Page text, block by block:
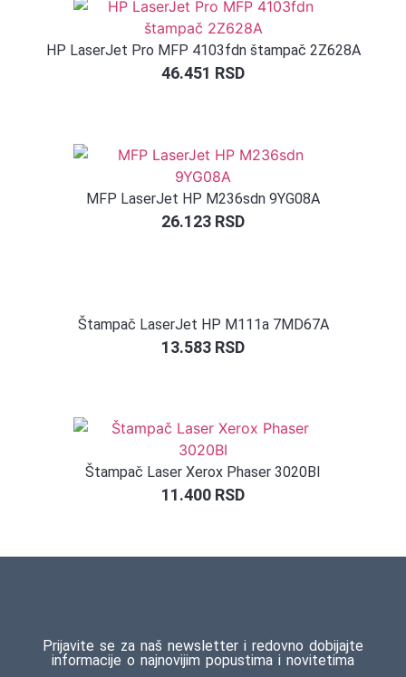
HP LaserJet Pro MFP 4103fdn štampač 2Z628A
46.451 RSD
MFP LaserJet HP M236sdn 9YG08A
26.123 RSD
Štampač LaserJet HP M111a 7MD67A
13.583 RSD
Štampač Laser Xerox Phaser 3020BI
11.400 RSD
Prijavite se za naš newsletter i redovno dobijajte
informacije o najnovijim popustima i novitetima